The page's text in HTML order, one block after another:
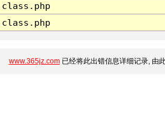
www.365jz.com已经将此出错信息详细记录, 由